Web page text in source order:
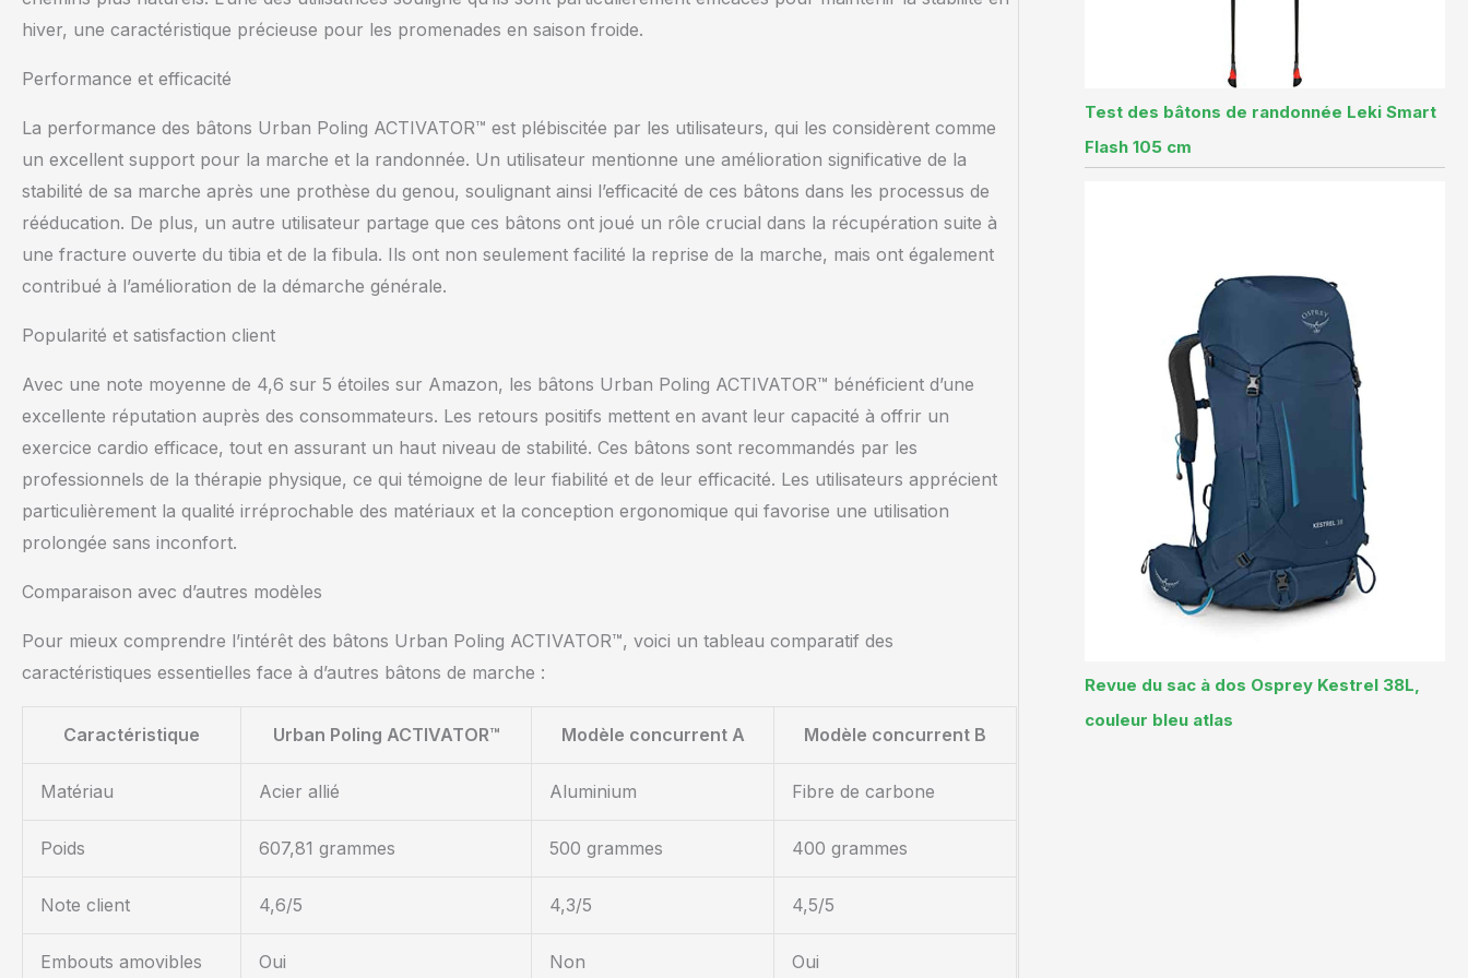
hiver, une caractéristique précieuse pour les promenades en saison froide.
Performance et efficacité
La performance des bâtons Urban Poling ACTIVATOR™ est plébiscitée par les utilisateurs, qui les considèrent comme
un excellent support pour la marche et la randonnée. Un utilisateur mentionne une amélioration significative de la
stabilité de sa marche après une prothèse du genou, soulignant ainsi l’efficacité de ces bâtons dans les processus de
rééducation. De plus, un autre utilisateur partage que ces bâtons ont joué un rôle crucial dans la récupération suite à
une fracture ouverte du tibia et de la fibula. Ils ont non seulement facilité la reprise de la marche, mais ont également
contribué à l’amélioration de la démarche générale.
Popularité et satisfaction client
Avec une note moyenne de 4,6 sur 5 étoiles sur Amazon, les bâtons Urban Poling ACTIVATOR™ bénéficient d’une
excellente réputation auprès des consommateurs. Les retours positifs mettent en avant leur capacité à offrir un
exercice cardio efficace, tout en assurant un haut niveau de stabilité. Ces bâtons sont recommandés par les
professionnels de la thérapie physique, ce qui témoigne de leur fiabilité et de leur efficacité. Les utilisateurs apprécient
particulièrement la qualité irréprochable des matériaux et la conception ergonomique qui favorise une utilisation
prolongée sans inconfort.
Comparaison avec d’autres modèles
Pour mieux comprendre l’intérêt des bâtons Urban Poling ACTIVATOR™, voici un tableau comparatif des
caractéristiques essentielles face à d’autres bâtons de marche :
Caractéristique Urban Poling ACTIVATOR™ Modèle concurrent A Modèle concurrent B
Matériau Acier allié Aluminium Fibre de carbone
Poids 607,81 grammes 500 grammes 400 grammes
Note client 4,6/5 4,3/5 4,5/5
Embouts amovibles Oui Non Oui
Test des bâtons de randonnée Leki Smart
Flash 105 cm
Revue du sac à dos Osprey Kestrel 38L,
couleur bleu atlas